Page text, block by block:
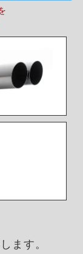
ます。